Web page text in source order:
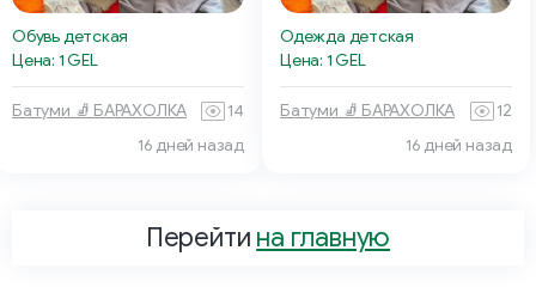
Обувь детская
Цена: 1 GEL
Батуми 🧦 БАРАХОЛКА
14
16 дней назад
Одежда детская
Цена: 1 GEL
Батуми 🧦 БАРАХОЛКА
12
16 дней назад
Перейти на главную